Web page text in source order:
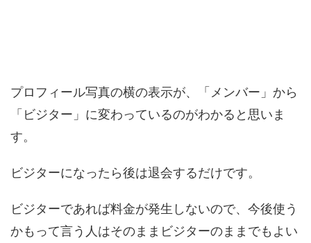
プロフィール写真の横の表示が、「メンバー」から
「ビジター」に変わっているのがわかると思いま
す。
ビジターになったら後は退会するだけです。
ビジターであれば料金が発生しないので、今後使う
かもって言う人はそのままビジターのままでもよい